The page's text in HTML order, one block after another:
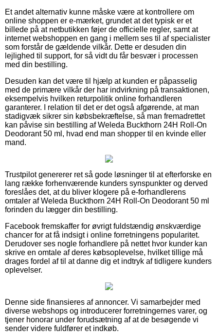
Et andet alternativ kunne måske være at kontrollere om
online shoppen er e-mærket, grundet at det typisk er et
billede på at netbutikken føjer de officielle regler, samt at
internet webshoppen en gang i mellem ses til af specialister
som forstår de gældende vilkår. Dette er desuden din
lejlighed til support, for så vidt du får besvær i processen
med din bestilling.
Desuden kan det være til hjælp at kunden er påpasselig
med de primære vilkår der har indvirkning på transaktionen,
eksempelvis hvilken returpolitik online forhandleren
garanterer. I relation til det er det også afgørende, at man
stadigvæk sikrer sin købsbekræftelse, så man fremadrettet
kan påvise sin bestilling af Weleda Buckthorn 24H Roll-On
Deodorant 50 ml, hvad end man shopper til en kvinde eller
mand.
Trustpilot genererer ret så gode løsninger til at efterforske en
lang række forhenværende kunders synspunkter og derved
foreslåes det, at du bliver klogere på e-forhandlerens
omtaler af Weleda Buckthorn 24H Roll-On Deodorant 50 ml
forinden du lægger din bestilling.
Facebook fremskaffer for øvrigt fuldstændig ønskværdige
chancer for at få indsigt i online forretningens popularitet.
Derudover ses nogle forhandlere på nettet hvor kunder kan
skrive en omtale af deres købsoplevelse, hvilket tillige må
drages fordel af til at danne dig et indtryk af tidligere kunders
oplevelser.
Denne side finansieres af annoncer. Vi samarbejder med
diverse webshops og introducerer forretningernes varer, og
tjener honorar under forudsætning af at de besøgende vi
sender videre fuldfører et indkøb.